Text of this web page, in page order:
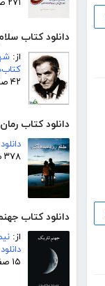
۲۷۱ صفحه
دانلود کتاب
از:
۴۲ صفحه
دانلود کتاب
۳۷۸ صفحه
دانلود کتاب
از:
۱۵ صفحه